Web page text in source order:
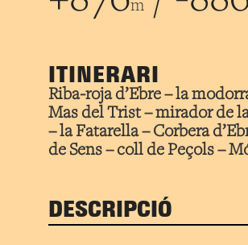
m
ITINERARI
Riba-roja d’Ebre – la
Mas del Trist – mirador de
– la Fatarella – Corbera
de Sens – coll de Peçols –
DESCRIPCIÓ